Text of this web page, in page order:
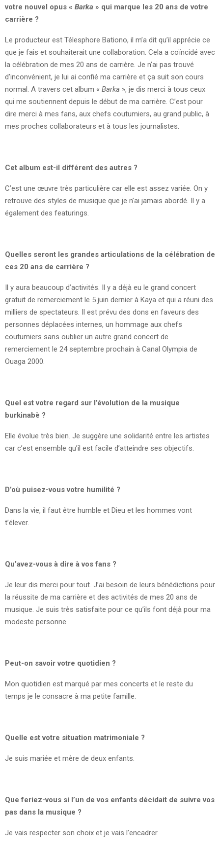
votre nouvel opus « Barka » qui marque les 20 ans de votre
carrière ?
Le producteur est Télesphore Bationo, il m’a dit qu’il apprécie ce
que je fais et souhaiterait une collaboration. Cela a coïncidé avec
la célébration de mes 20 ans de carrière. Je n’ai pas trouvé
d’inconvénient, je lui ai confié ma carrière et ça suit son cours
normal. A travers cet album « Barka », je dis merci à tous ceux
qui me soutiennent depuis le début de ma carrière. C’est pour
dire merci à mes fans, aux chefs coutumiers, au grand public, à
mes proches collaborateurs et à tous les journalistes.
Cet album est-il différent des autres ?
C’est une œuvre très particulière car elle est assez variée. On y
retrouve des styles de musique que je n’ai jamais abordé. Il y a
également des featurings.
Quelles seront les grandes articulations de la célébration de
ces 20 ans de carrière ?
Il y aura beaucoup d’activités. Il y a déjà eu le grand concert
gratuit de remerciement le 5 juin dernier à Kaya et qui a réuni des
milliers de spectateurs. Il est prévu des dons en faveurs des
personnes déplacées internes, un hommage aux chefs
coutumiers sans oublier un autre grand concert de
remerciement le 24 septembre prochain à Canal Olympia de
Ouaga 2000.
Quel est votre regard sur l’évolution de la musique
burkinabè ?
Elle évolue très bien. Je suggère une solidarité entre les artistes
car c’est ensemble qu’il est facile d’atteindre ses objectifs.
D’où puisez-vous votre humilité ?
Dans la vie, il faut être humble et Dieu et les hommes vont
t’élever.
Qu’avez-vous à dire à vos fans ?
Je leur dis merci pour tout. J’ai besoin de leurs bénédictions pour
la réussite de ma carrière et des activités de mes 20 ans de
musique. Je suis très satisfaite pour ce qu’ils font déjà pour ma
modeste personne.
Peut-on savoir votre quotidien ?
Mon quotidien est marqué par mes concerts et le reste du
temps je le consacre à ma petite famille.
Quelle est votre situation matrimoniale ?
Je suis mariée et mère de deux enfants.
Que feriez-vous si l’un de vos enfants décidait de suivre vos
pas dans la musique ?
Je vais respecter son choix et je vais l’encadrer.